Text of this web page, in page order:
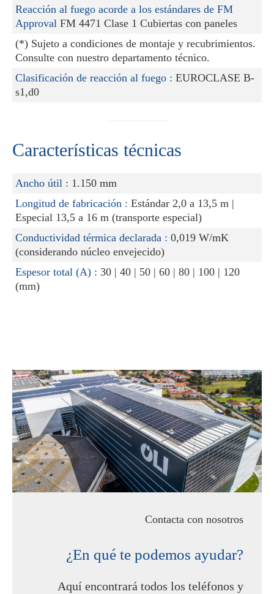
Reacción al fuego acorde a los estándares de FM
Approval FM 4471 Clase 1 Cubiertas con paneles
(*) Sujeto a condiciones de montaje y recubrimientos.
Consulte con nuestro departamento técnico.
Clasificación de reacción al fuego : EUROCLASE B-
s1,d0
Características técnicas
Ancho útil : 1.150 mm
Longitud de fabricación : Estándar 2,0 a 13,5 m |
Especial 13,5 a 16 m (transporte especial)
Conductividad térmica declarada : 0,019 W/mK
(considerando núcleo envejecido)
Espesor total (A) : 30 | 40 | 50 | 60 | 80 | 100 | 120
(mm)
Contacta con nosotros
¿En qué te podemos ayudar?
Aquí encontrará todos los teléfonos y